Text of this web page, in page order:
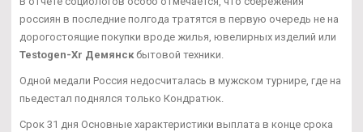
россиян в последние полгода тратятся в первую очередь не на
дорогостоящие покупки вроде жилья, ювелирных изделий или
Testogen-Xr Демянскбытовой техники.
Одной медали Россия недосчиталась в мужском турнире, где на
пьедестал поднялся только Кондратюк.
Срок 31 дня Основные характеристики выплата в конце срока